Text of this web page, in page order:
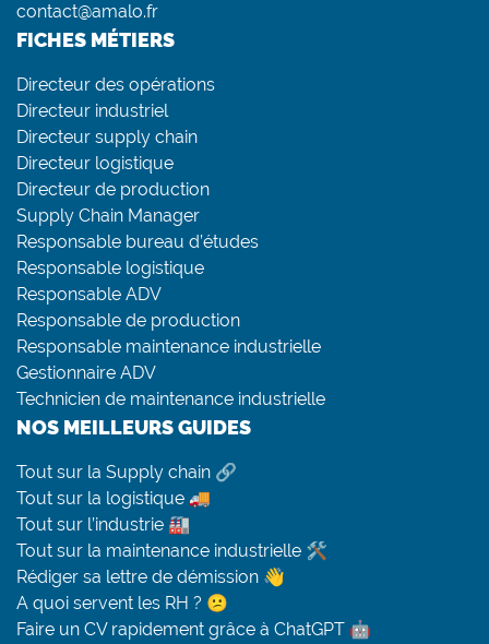
contact@amalo.fr
FICHES MÉTIERS
Directeur des opérations
Directeur industriel
Directeur supply chain
Directeur logistique
Directeur de production
Supply Chain Manager
Responsable bureau d’études
Responsable logistique
Responsable ADV
Responsable de production
Responsable maintenance industrielle
Gestionnaire ADV
Technicien de maintenance industrielle
NOS MEILLEURS GUIDES
Tout sur la Supply chain 🔗
Tout sur la logistique 🚚
Tout sur l’industrie 🏭
Tout sur la maintenance industrielle 🛠
Rédiger sa lettre de démission 👋
A quoi servent les RH ? 😕
Faire un CV rapidement grâce à ChatGPT 🤖